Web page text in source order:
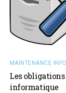
MAINTENANCE
Les
informatique